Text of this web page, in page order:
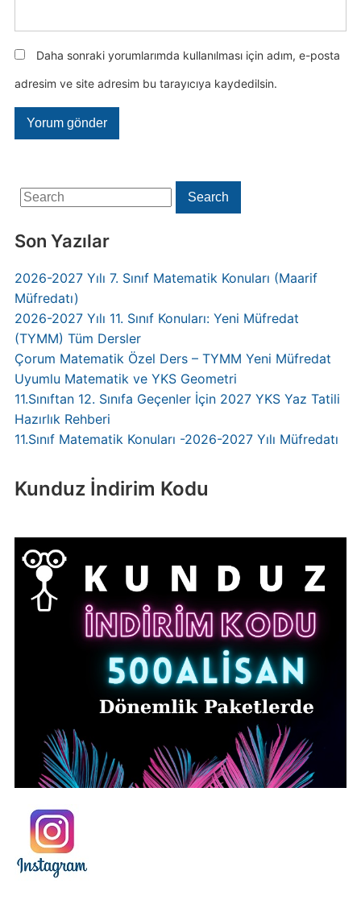
Search
for:
Search
Son Yazılar
2026-2027 Yılı 7. Sınıf Matematik Konuları (Maarif
Müfredatı)
2026-2027 Yılı 11. Sınıf Konuları: Yeni Müfredat
(TYMM) Tüm Dersler
Çorum Matematik Özel Ders – TYMM Yeni Müfredat
Uyumlu Matematik ve YKS Geometri
11.Sınıftan 12. Sınıfa Geçenler İçin 2027 YKS Yaz Tatili
Hazırlık Rehberi
11.Sınıf Matematik Konuları -2026-2027 Yılı Müfredatı
Kunduz İndirim Kodu
Daha sonraki yorumlarımda kullanılması için adım, e-posta
adresim ve site adresim bu tarayıcıya kaydedilsin.